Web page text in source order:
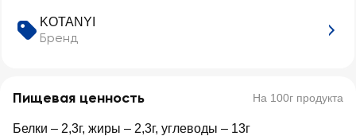
KOTANYI
Бренд
Пищевая ценность На 100г продукта
Белки – 2,3г, жиры – 2,3г, углеводы – 13г